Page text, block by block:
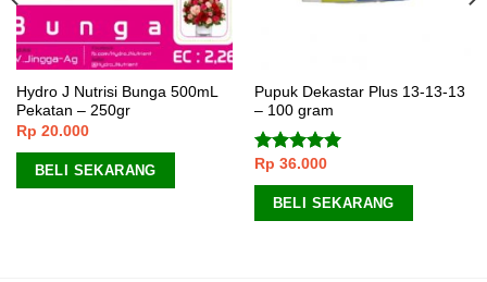
Hydro J Nutrisi Bunga 500mL
Pekatan – 250gr
Rp 20.000
BELI SEKARANG
Pupuk Dekastar Plus 13-13-13
– 100 gram
Dinilai5.00
dari 5
Rp 36.000
BELI SEKARANG